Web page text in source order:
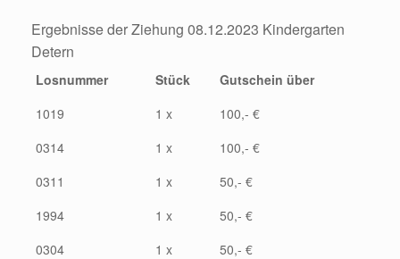
Ergebnisse der Ziehung 08.12.2023 Kindergarten
Detern
Losnummer Stück
Gutschein über
1019
1 x
100,- €
0314
1 x
100,- €
0311
1 x
50,- €
1994
1 x
50,- €
0304
1 x
50,- €